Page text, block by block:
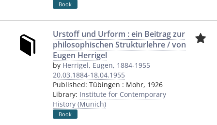
Book
Urstoff und Urform : ein Beitrag zur
philosophischen Strukturlehre / von
Eugen Herrigel
by Herrigel, Eugen, 1884-1955
20.03.1884-18.04.1955
Published: Tübingen : Mohr, 1926
Library: Institute for Contemporary
History (Munich)
Book